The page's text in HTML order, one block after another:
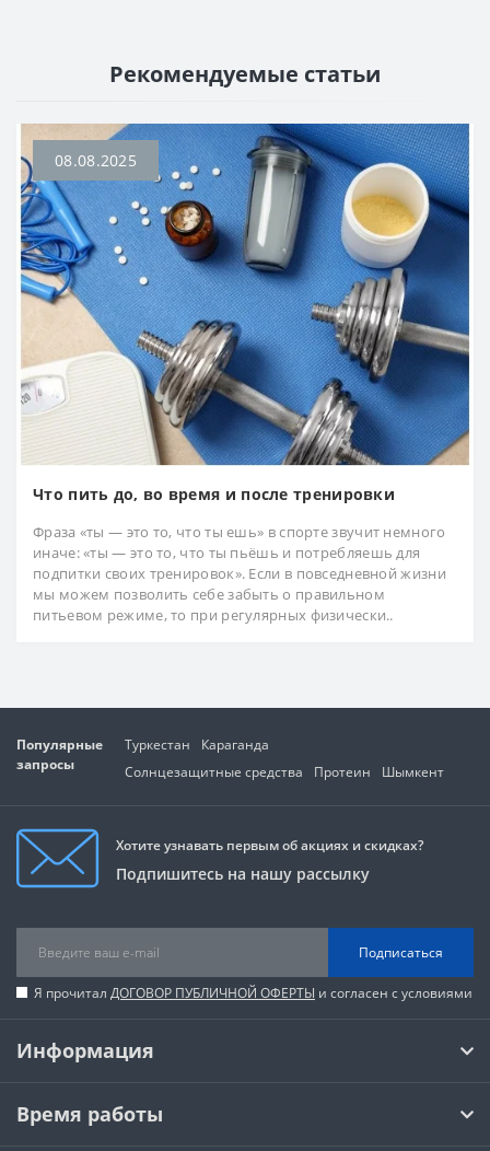
Рекомендуемые статьи
08.08.2025
Что пить до, во время и после тренировки
Фраза «ты — это то, что ты ешь» в спорте звучит немного
иначе: «ты — это то, что ты пьёшь и потребляешь для
подпитки своих тренировок». Если в повседневной жизни
мы можем позволить себе забыть о правильном
питьевом режиме, то при регулярных физически..
Популярные
запросы
Туркестан
Караганда
Солнцезащитные средства
Протеин Шымкент
Хотите узнавать первым об акциях и скидках?
Подпишитесь на нашу рассылку
Подписаться
Я прочитал ДОГОВОР ПУБЛИЧНОЙ ОФЕРТЫ и согласен с условиями
Информация
Время работы